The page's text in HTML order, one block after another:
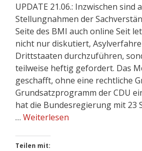
UPDATE 21.06.: Inzwischen sind
Stellungnahmen der
Seite des BMI auch online Seit
nicht nur diskutiert,
Drittstaaten durchzuführen,
teilweise heftig gefordert. Das
geschafft, ohne eine rechtliche
Grundsatzprogramm der CDU
hat die Bundesregierung mit 23
… Weiterlesen
Teilen mit: